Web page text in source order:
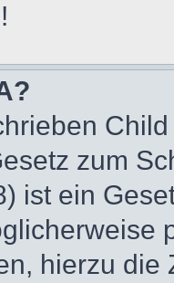
zum
ist ein
hierzu die